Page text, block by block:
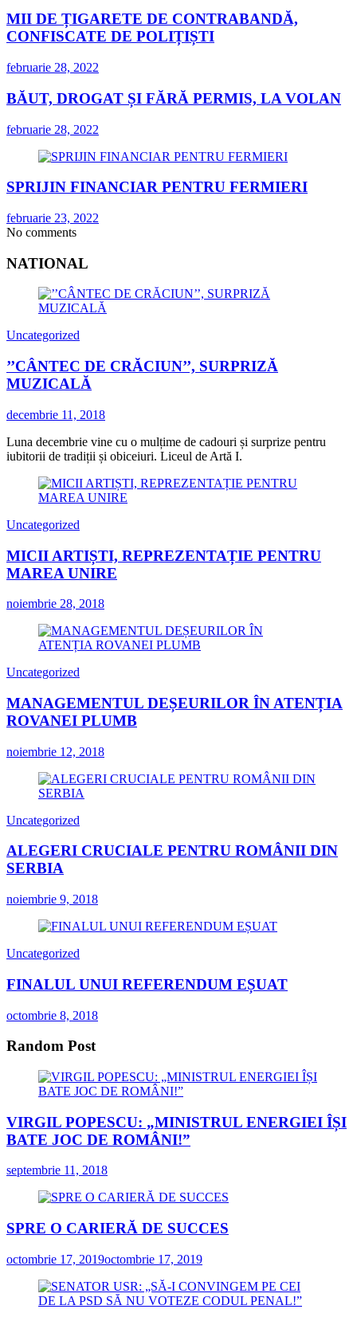
MII DE ȚIGARETE DE CONTRABANDĂ,
CONFISCATE DE POLIȚIȘTI
februarie 28, 2022
BĂUT, DROGAT ȘI FĂRĂ PERMIS, LA VOLAN
februarie 28, 2022
SPRIJIN FINANCIAR PENTRU FERMIERI
februarie 23, 2022
No comments
NATIONAL
Uncategorized
’’CÂNTEC DE CRĂCIUN’’, SURPRIZĂ
MUZICALĂ
decembrie 11, 2018
Luna decembrie vine cu o mulțime de cadouri și surprize pentru
iubitorii de tradiții și obiceiuri. Liceul de Artă I.
Uncategorized
MICII ARTIȘTI, REPREZENTAȚIE PENTRU
MAREA UNIRE
noiembrie 28, 2018
Uncategorized
MANAGEMENTUL DEȘEURILOR ÎN ATENȚIA
ROVANEI PLUMB
noiembrie 12, 2018
Uncategorized
ALEGERI CRUCIALE PENTRU ROMÂNII DIN
SERBIA
noiembrie 9, 2018
Uncategorized
FINALUL UNUI REFERENDUM EȘUAT
octombrie 8, 2018
Random Post
VIRGIL POPESCU: „MINISTRUL ENERGIEI ÎȘI
BATE JOC DE ROMÂNI!”
septembrie 11, 2018
SPRE O CARIERĂ DE SUCCES
octombrie 17, 2019octombrie 17, 2019